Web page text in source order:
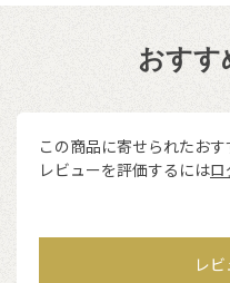
おすす
この商品に寄せられたお
レビューを評価するにはロ
レ